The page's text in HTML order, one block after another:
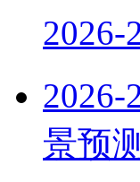
2026-
景预